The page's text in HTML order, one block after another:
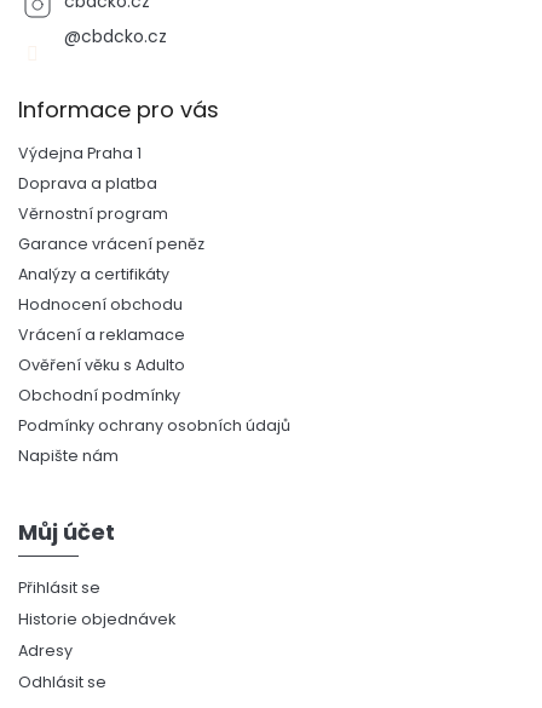
@cbdcko.cz
Informace pro vás
Výdejna Praha 1
Doprava a platba
Věrnostní program
Garance vrácení peněz
Analýzy a certifikáty
Hodnocení obchodu
Vrácení a reklamace
Ověření věku s Adulto
Obchodní podmínky
Podmínky ochrany osobních údajů
Napište nám
Můj účet
Přihlásit se
Historie objednávek
Adresy
Odhlásit se